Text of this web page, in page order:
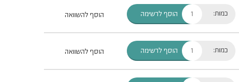
כמות: הוסף לרשימה הוסף להשוואה
כמות: הוסף לרשימה הוסף להשוואה